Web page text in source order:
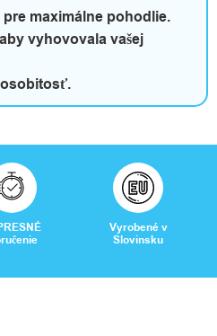
maximálne pohodlie.
vyhovovala vašej
osobitosť.
Vyrobené v
Slovinsku